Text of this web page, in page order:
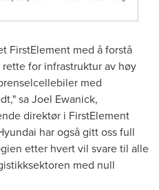
FirstElement med å forstå
for infrastruktur av høy
med
saJoel Ewanick,
direktør i FirstElement
har også gitt oss full
etter hvert vil svare til alle
med null